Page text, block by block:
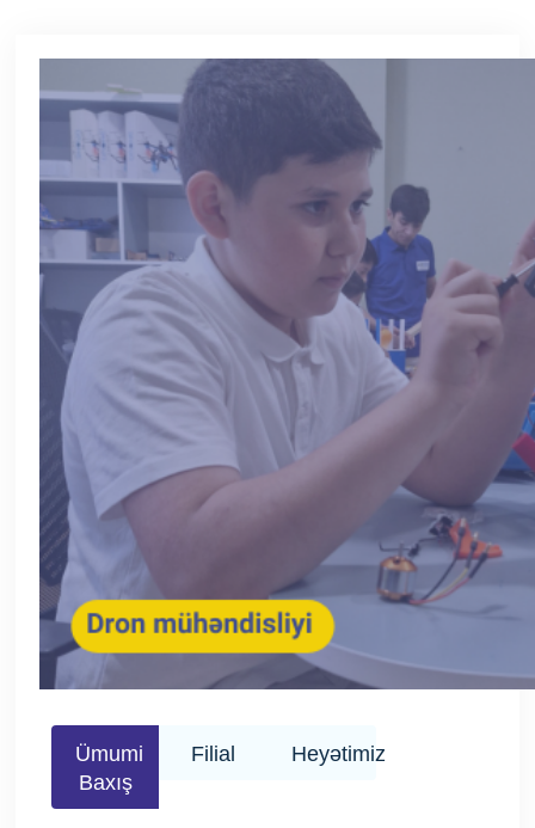
HAQQIMIZDA
BLOQ
ART
ƏLAQƏ
Ümumi
Baxış
Filial Heyətimiz